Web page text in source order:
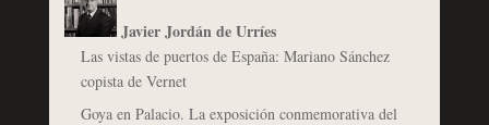
Javier Jordán de Urríes
Las vistas de puertos de España: Mariano Sánchez
copista de Vernet
Goya en Palacio. La exposición conmemorativa del